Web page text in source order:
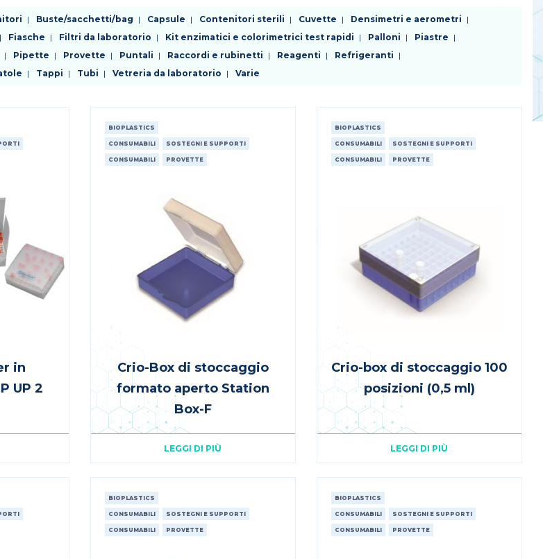
Buste/sacchetti/bag Capsule Contenitori sterili Cuvette
Densimetri e aerometri
Fiasche Filtri da laboratorio Kit enzimatici e colorimetrici test rapidi Palloni
Piastre
Pipette Provette Puntali Raccordi e rubinetti Reagenti
Refrigeranti
Tappi Tubi Vetreria da laboratorio Varie
in
UP 2
BIOPLASTICS
CONSUMABILI SOSTEGNI E SUPPORTI
CONSUMABILI PROVETTE
Crio-Box di stoccaggio
formato aperto Station
Box-F
LEGGI DI PIÙ
BIOPLASTICS
CONSUMABILI SOSTEGNI E SUPPORTI
CONSUMABILI PROVETTE
Crio-box di stoccaggio 100
posizioni (0,5 ml)
LEGGI DI PIÙ
BIOPLASTICS
CONSUMABILI SOSTEGNI E SUPPORTI
CONSUMABILI PROVETTE
BIOPLASTICS
CONSUMABILI SOSTEGNI E SUPPORTI
CONSUMABILI PROVETTE